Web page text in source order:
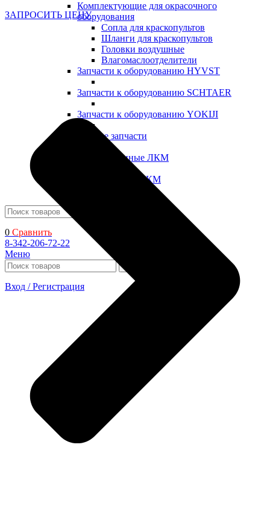
Комплектующие для окрасочного
оборудования
Сопла для краскопультов
Шланги для краскопультов
Головки воздушные
Влагомаслоотделители
Запчасти к оборудованию HYVST
Запчасти к оборудованию SCHTAER
Запчасти к оборудованию YOKIJI
Прочие запчасти
Промышленные ЛКМ
Декоративные ЛКМ
0 Сравнить
8-342-206-72-22
Меню
Вход / Регистрация
ЗАПРОСИТЬ ЦЕНУ